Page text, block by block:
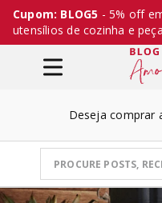
Cupom: BLOG5 - 5% off
utensílios de cozinha e
Deseja comprar